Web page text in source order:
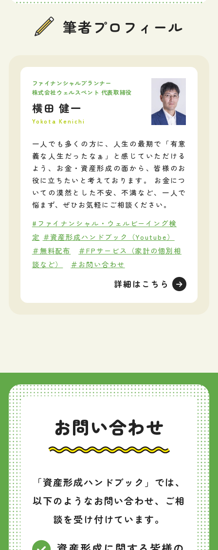
筆者プロフィール
ファイナンシャルプランナー
株式会社ウェルスペント 代表取締役
横田 健一
Yokota Kenichi
一人でも多くの方に、人生の最期で「有意
義な人生だったなぁ」と感じていただける
よう、お金・資産形成の面から、皆様のお
役に立ちたいと考えております。 お金につ
いての漠然とした不安、不満など、一人で
悩まず、ぜひお気軽にご相談ください。
#ファイナンシャル・ウェルビーイング検
定 ＃資産形成ハンドブック（Youtube）
＃無料配布
＃FPサービス（家計の個別相
談など）
＃お問い合わせ
詳細はこちら
お問い合わせ
「資産形成ハンドブック」では、
以下のようなお問い合わせ、ご相
談を受け付けています。